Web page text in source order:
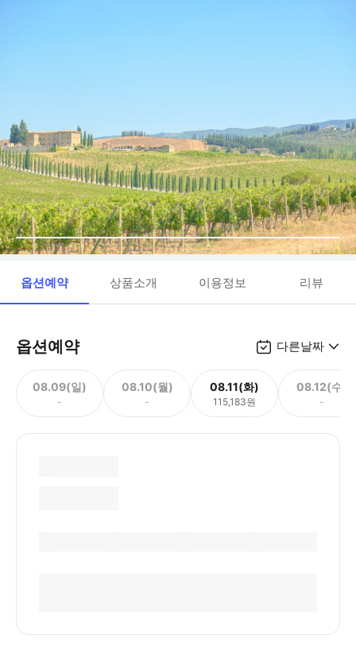
옵션예약 상품소개 이용정보 리뷰
옵션예약 다른날짜
08.09(일)
-
08.10(월)
-
08.11(화)
115,183원
08.12(수)
-